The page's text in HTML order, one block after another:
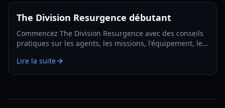
The Division Resurgence débutant
Commencez The Division Resurgence avec des conseils
pratiques sur les agents, les missions, l'équipement, le
Lire la suite